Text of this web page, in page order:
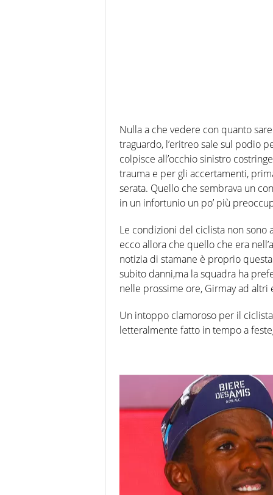
Nulla a che vedere con quanto
traguardo, l’eritreo sale sul podio
colpisce all’occhio sinistro
trauma e per gli accertamenti,
serata. Quello che sembrava un
in un infortunio un po’ più
Le condizioni del ciclista non sono
ecco allora che quello che era
notizia di stamane è proprio
subito danni,ma la squadra ha
nelle prossime ore, Girmay ad
Un intoppo clamoroso per il
letteralmente fatto in tempo a